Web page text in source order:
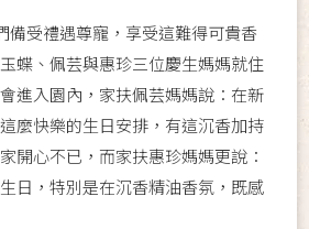
備受禮遇尊寵，享受這難得可貴香
蝶、佩芸與惠珍三位慶生媽媽就住
進入園內，家扶佩芸媽媽說：在新
麼快樂的生日安排，有這沉香加持
開心不已，而家扶惠珍媽媽更說：
日，特別是在沉香精油香氛，既感